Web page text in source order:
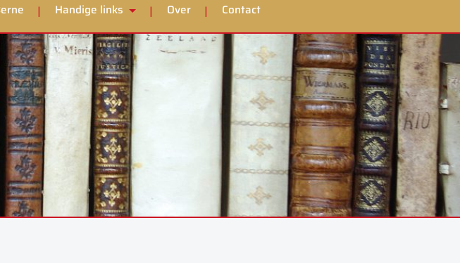
Handige links Over Contact